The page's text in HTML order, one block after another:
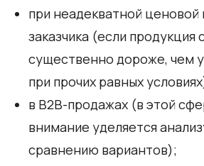
при неадекватной ценовой
заказчика (если продукция
существенно дороже, чем
при прочих равных
в В2В-продажах (в этой
внимание уделяется
сравнению вариантов);